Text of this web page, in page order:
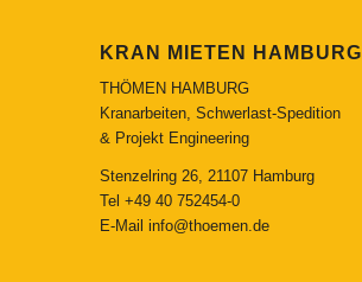
KRAN MIETEN HAMBURG
THÖMEN HAMBURG
Kranarbeiten, Schwerlast-Spedition
& Projekt Engineering
Stenzelring 26, 21107 Hamburg
Tel +49 40 752454-0
E-Mail info@thoemen.de